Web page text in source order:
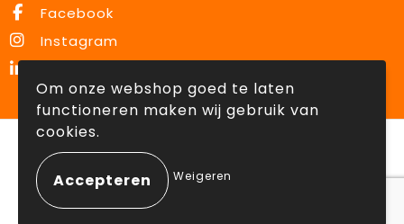
Facebook
Instagram
© Copyright Lowette Gifts 2026
Om onze webshop goed te laten
functioneren maken wij gebruik van
cookies.
Weigeren